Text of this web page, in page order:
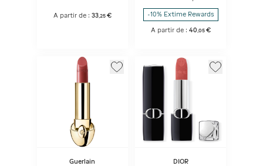
A partir de : 33, 25 €
Tenue - Soin Floral
Hydratant
-10% Extime Rewards
A partir de : 40,05 €
Guerlain
DIOR